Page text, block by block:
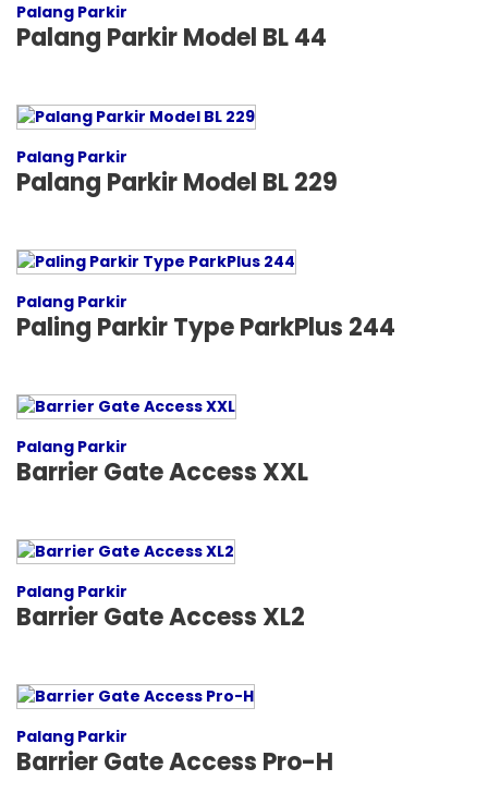
Palang Parkir
Palang Parkir Model BL 44
Palang Parkir
Palang Parkir Model BL 229
Palang Parkir
Paling Parkir Type ParkPlus 244
Palang Parkir
Barrier Gate Access XXL
Palang Parkir
Barrier Gate Access XL2
Palang Parkir
Barrier Gate Access Pro-H